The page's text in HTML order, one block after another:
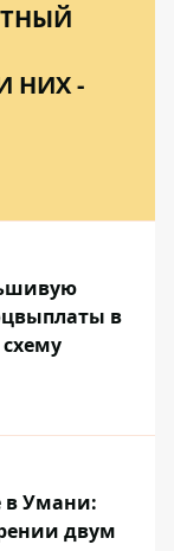
НИХ -
в
в Умани:
двум